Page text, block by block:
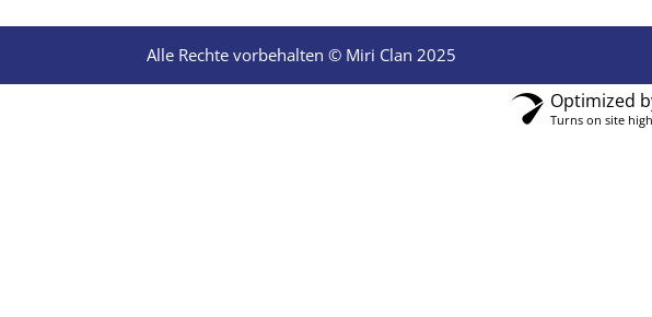
through
700,00 €
Alle Rechte vorbehalten © Miri Clan 2025
Optimized
Turns on site